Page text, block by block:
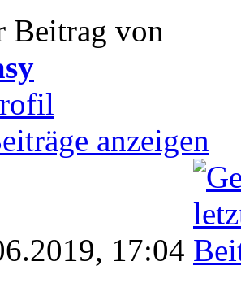
Beitrag von
anzeigen
17:04